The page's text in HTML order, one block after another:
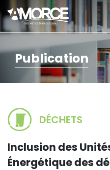
Publication
DÉCHETS
Inclusion des
Énergétique des